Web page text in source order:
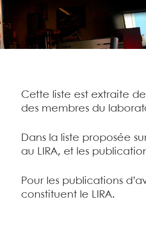
Cette liste est extraite
des membres du
Dans la liste proposée
au LIRA, et les
Pour les publications
constituent le LIRA.